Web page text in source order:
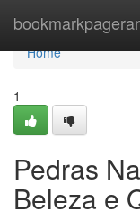
Home
Home
1
Pedras
Beleza e